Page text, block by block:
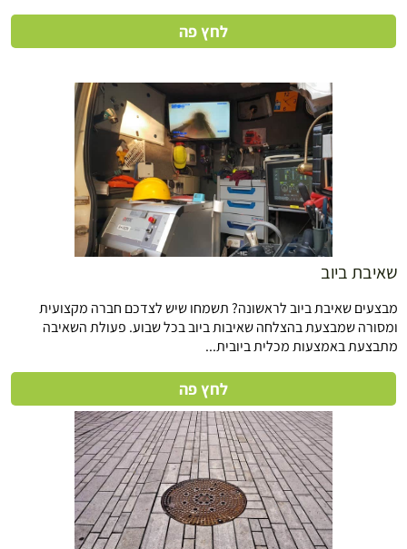
לחץ פה
שאיבת ביוב
מבצעים שאיבת ביוב לראשונה? תשמחו שיש לצדכם חברה מקצועית
ומסורה שמבצעת בהצלחה שאיבות ביוב בכל שבוע. פעולת השאיבה
מתבצעת באמצעות מכלית ביובית...
לחץ פה